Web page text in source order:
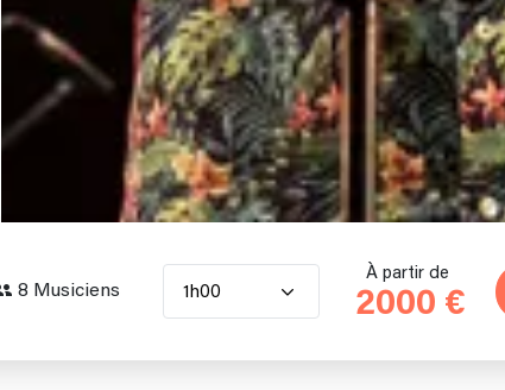
8 Musiciens 1h00
À partir de
2000 €